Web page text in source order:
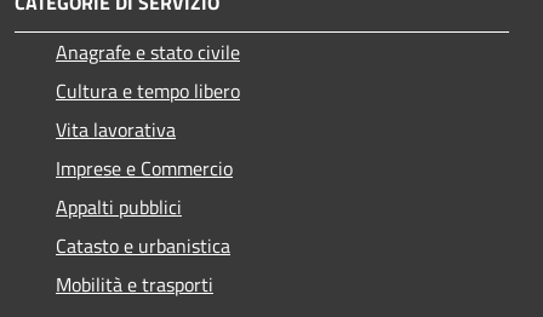
Anagrafe e stato civile
Cultura e tempo libero
Vita lavorativa
Imprese e Commercio
Appalti pubblici
Catasto e urbanistica
Mobilità e trasporti